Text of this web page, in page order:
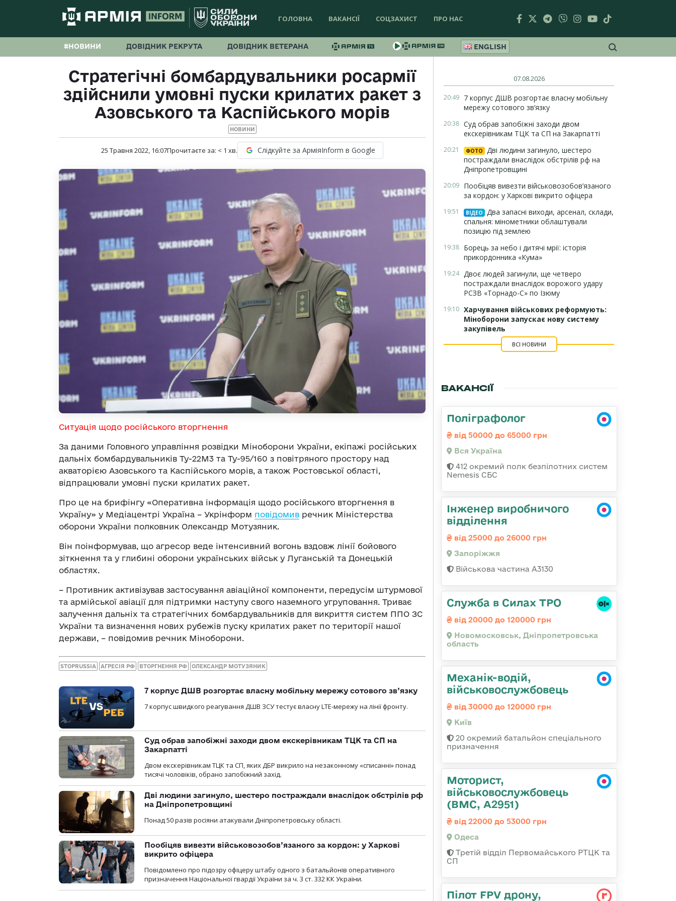
ГОЛОВНА ВАКАНСІЇ СОЦЗАХИСТ ПРО НАС
#НОВИНИ ДОВІДНИК РЕКРУТА ДОВІДНИК ВЕТЕРАНА ENGLISH
Стратегічні бомбардувальники росармії
здійснили умовні пуски крилатих ракет з
Азовського та Каспійського морів
НОВИНИ
25 Травня 2022, 16:07Прочитаєте за: < 1 хв. Слідкуйте за АрміяInform в Google
Ситуація щодо російського вторгнення
За даними Головного управління розвідки Міноборони України, екіпажі російських
дальніх бомбардувальників Ту-22М3 та Ту-95/160 з повітряного простору над
акваторією Азовського та Каспійського морів, а також Ростовської області,
відпрацювали умовні пуски крилатих ракет.
Про це на брифінгу «Оперативна інформація щодо російського вторгнення в
Україну» у Медіацентрі Україна – Укрінформ повідомив речник Міністерства
оборони України полковник Олександр Мотузяник.
Він поінформував, що агресор веде інтенсивний вогонь вздовж лінії бойового
зіткнення та у глибині оборони українських військ у Луганській та Донецькій
областях.
– Противник активізував застосування авіаційної компоненти, передусім штурмової
та армійської авіації для підтримки наступу свого наземного угруповання. Триває
залучення дальніх та стратегічних бомбардувальників для викриття систем ППО ЗС
України та визначення нових рубежів пуску крилатих ракет по території нашої
держави, – повідомив речник Міноборони.
STOPRUSSIA АГРЕСІЯ РФ ВТОРГНЕННЯ РФ ОЛЕКСАНДР МОТУЗЯНИК
7 корпус ДШВ розгортає власну мобільну мережу сотового зв’язку
7 корпус швидкого реагування ДШВ ЗСУ тестує власну LTE-мережу на лінії фронту.
Суд обрав запобіжні заходи двом екскерівникам ТЦК та СП на
Закарпатті
Двом екскерівникам ТЦК та СП, яких ДБР викрило на незаконному «списанні» понад
тисячі чоловіків, обрано запобіжний захід.
Дві людини загинуло, шестеро постраждали внаслідок обстрілів рф
на Дніпропетровщині
Понад 50 разів росіяни атакували Дніпропетровську області.
Пообіцяв вивезти військовозобов’язаного за кордон: у Харкові
викрито офіцера
Повідомлено про підозру офіцеру штабу одного з батальйонів оперативного
призначення Національної гвардії України за ч. 3 ст. 332 КК України.
07.08.2026
20:49 7 корпус ДШВ розгортає власну мобільну
мережу сотового зв’язку
20:38 Суд обрав запобіжні заходи двом
екскерівникам ТЦК та СП на Закарпатті
20:21 ФОТО
Дві людини загинуло, шестеро
постраждали внаслідок обстрілів рф на
Дніпропетровщині
20:09 Пообіцяв вивезти військовозобов’язаного
за кордон: у Харкові викрито офіцера
19:51 ВІДЕО
Два запасні виходи, арсенал, склади,
спальня: мінометники облаштували
позицію під землею
19:38 Борець за небо і дитячі мрії: історія
прикордонника «Кума»
19:24 Двоє людей загинули, ще четверо
постраждали внаслідок ворожого удару
РСЗВ «Торнадо-С» по Ізюму
19:10 Харчування військових реформують:
Міноборони запускає нову систему
закупівель
ВСІ НОВИНИ
ВАКАНСІЇ
Поліграфолог
від 50000 до 65000 грн
Вся Україна
412 окремий полк безпілотних систем
Nemesis СБС
Інженер виробничого
відділення
від 25000 до 26000 грн
Запоріжжя
Військова частина А3130
Служба в Силах ТРО
від 20000 до 120000 грн
Новомосковськ, Дніпропетровська
область
Механік-водій,
військовослужбовець
від 30000 до 120000 грн
Київ
20 окремий батальйон спеціального
призначення
Моторист,
військовослужбовець
(ВМС, А2951)
від 22000 до 53000 грн
Одеса
Третій відділ Первомайського РТЦК та
СП
Пілот FPV дрону,